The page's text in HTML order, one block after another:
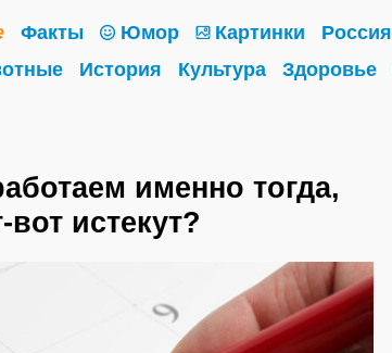
Факты Юмор Картинки Россия
История Культура Здоровье
именно тогда,
истекут?